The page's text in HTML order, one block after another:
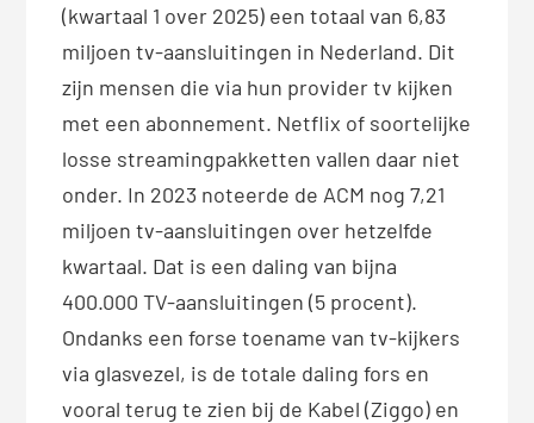
(kwartaal 1 over 2025) een totaal van 6,83
miljoen tv-aansluitingen in Nederland. Dit
zijn mensen die via hun provider tv kijken
met een abonnement. Netflix of soortelijke
losse streamingpakketten vallen daar niet
onder. In 2023 noteerde de ACM nog 7,21
miljoen tv-aansluitingen over hetzelfde
kwartaal. Dat is een daling van bijna
400.000 TV-aansluitingen (5 procent).
Ondanks een forse toename van tv-kijkers
via glasvezel, is de totale daling fors en
vooral terug te zien bij de Kabel (Ziggo) en